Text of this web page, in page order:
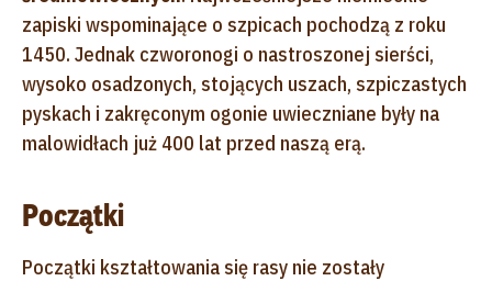
zapiski wspominające o szpicach pochodzą z roku
1450. Jednak czworonogi o nastroszonej sierści,
wysoko osadzonych, stojących uszach, szpiczastych
pyskach i zakręconym ogonie uwieczniane były na
malowidłach już 400 lat przed naszą erą.
Początki
Początki kształtowania się rasy nie zostały